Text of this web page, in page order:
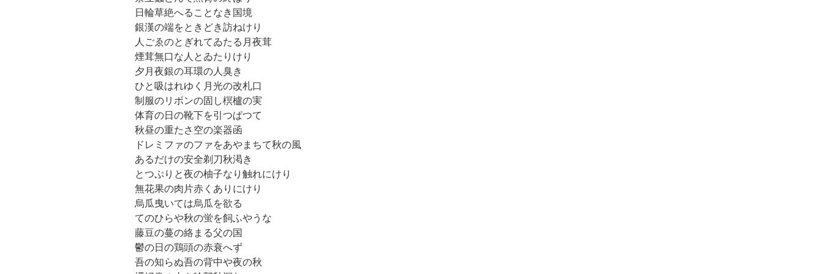
日輪草絶へることなき国境
銀漢の端をときどき訪ねけり
人ごゑのとぎれてゐたる月夜茸
煙茸無口な人とゐたりけり
夕月夜銀の耳環の人臭き
ひと吸はれゆく月光の改札口
制服のリボンの固し榠櫨の実
体育の日の靴下を引つぱつて
秋昼の重たさ空の楽器函
ドレミファのファをあやまちて秋の風
あるだけの安全剃刀秋渇き
とつぷりと夜の柚子なり触れにけり
無花果の肉片赤くありにけり
烏瓜曳いては烏瓜を欲る
てのひらや秋の蛍を飼ふやうな
藤豆の蔓の絡まる父の国
鬱の日の鶏頭の赤衰へず
吾の知らぬ吾の背中や夜の秋